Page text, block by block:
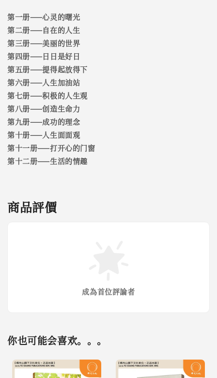
第一册——心灵的曙光
第二册——自在的人生
第三册——美丽的世界
第四册——日日是好日
第五册——提得起放得下
第六册——人生加油站
第七册——积极的人生观
第八册——创造生命力
第九册——成功的理念
第十册——人生面面观
第十一册——打开心的门窗
第十二册——生活的情趣
商品評價
成為首位評論者
你也可能会喜欢。。。